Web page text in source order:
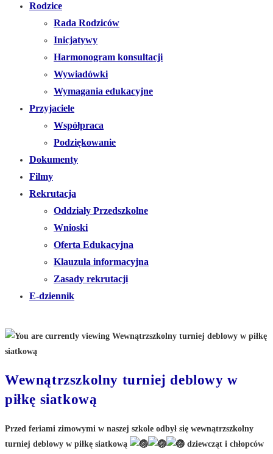
Rodzice
Rada Rodziców
Inicjatywy
Harmonogram konsultacji
Wywiadówki
Wymagania edukacyjne
Przyjaciele
Współpraca
Podziękowanie
Dokumenty
Filmy
Rekrutacja
Oddziały Przedszkolne
Wnioski
Oferta Edukacyjna
Klauzula informacyjna
Zasady rekrutacji
E-dziennik
Wewnątrzszkolny turniej deblowy w
piłkę siatkową
Przed feriami zimowymi w naszej szkole odbył się wewnątrzszkolny
turniej deblowy w piłkę siatkową
dziewcząt i chłopców